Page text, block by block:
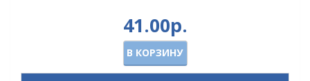
41.00р.
В КОРЗИНУ